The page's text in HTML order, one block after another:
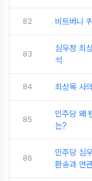
82 비트버니
83
심우정 최
석
84 최상목 사
85
민주당 왜
는?
86
민주당 심
환송과 연